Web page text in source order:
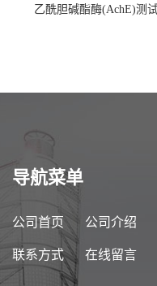
乙酰胆碱酯酶(AchE)测
导航菜单
公司首页 公司介绍
联系方式 在线留言